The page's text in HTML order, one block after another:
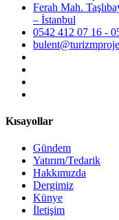
Ferah Mah.
– İstanbul
0542 412 07 16 -
Kısayollar
Gündem
Yatırım/Tedarik
Hakkımızda
Dergimiz
Künye
İletişim